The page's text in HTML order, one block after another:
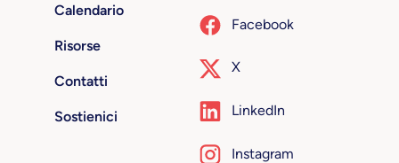
Calendario
Risorse
Contatti
Sostienici
Facebook
X
LinkedIn
Instagram